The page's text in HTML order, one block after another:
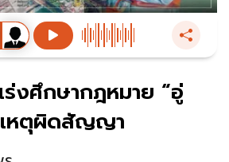
งศึกษากฎหมาย “อู่
เหตุผิดสัญญา